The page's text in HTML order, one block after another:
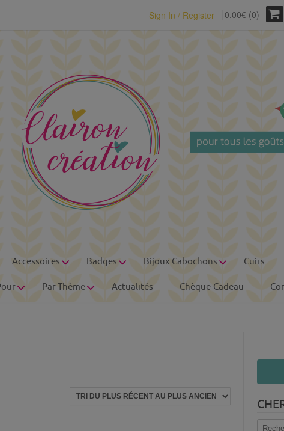
Sign In / Register 0.00€ (0)
Accessoires Badges Bijoux Cabochons Cuirs
Par Thème Actualités Chèque-Cadeau